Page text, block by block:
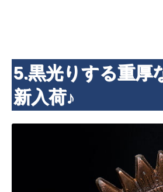
5.黒光りする重厚
新入荷♪